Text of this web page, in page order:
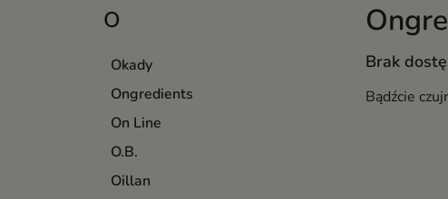
O
Okady
Ongredients
On Line
O.B.
Oillan
Brak
Bądźcie